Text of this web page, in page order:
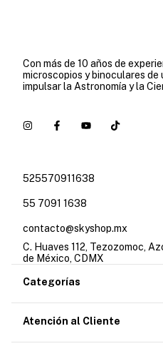
Con más de 10 años de
microscopios y binoculares
impulsar la Astronomía y la
525570911638
55 7091 1638
contacto@skyshop.mx
C. Huaves 112, Tezozomoc,
de México, CDMX
Categorías
Atención al Cliente